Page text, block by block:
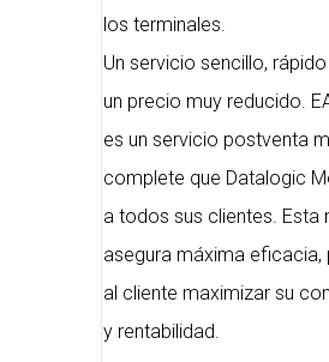
los terminales.
Un servicio sencillo,
un precio muy reducido.
es un servicio postventa
complete que Datalogic
a todos sus clientes. Esta
asegura máxima eficacia,
al cliente maximizar su
y rentabilidad.